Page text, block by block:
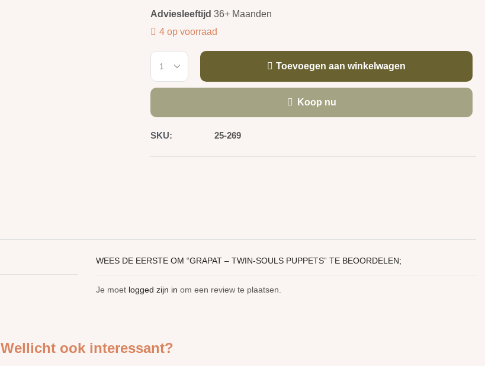
Adviesleeftijd 36+ Maanden
4 op voorraad
Toevoegen aan winkelwagen
Koop nu
SKU: 25-269
WEES DE EERSTE OM “GRAPAT – TWIN-SOULS PUPPETS” TE BEOORDELEN;
Je moet logged zijn in om een review te plaatsen.
Wellicht ook interessant?